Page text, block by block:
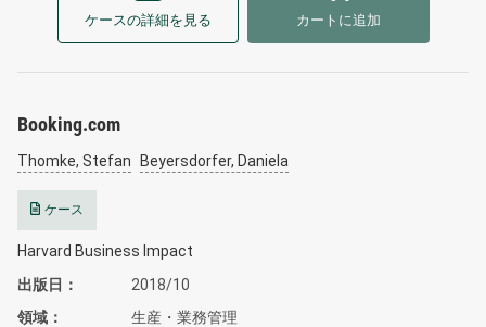
ケースの詳細を見る カートに追加
Booking.com
Thomke, Stefan Beyersdorfer, Daniela
ケース
Harvard Business Impact
出版日
2018/10
領域
生産・業務管理